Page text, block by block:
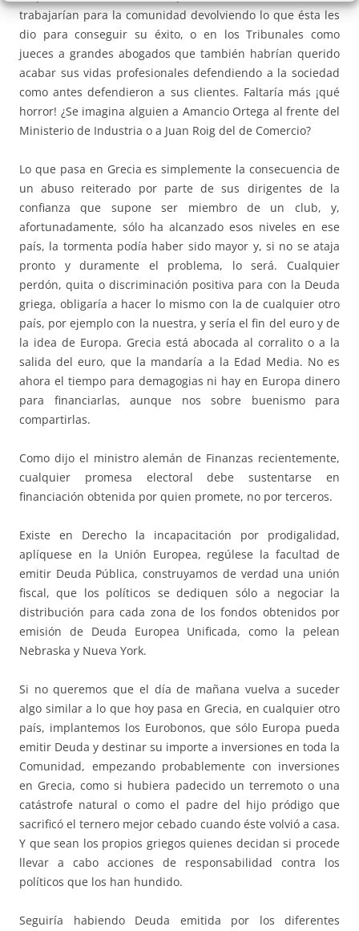
trabajarían para la comunidad devolviendo lo que ésta les
dio para conseguir su éxito, o en los Tribunales como
jueces a grandes abogados que también habrían querido
acabar sus vidas profesionales defendiendo a la sociedad
como antes defendieron a sus clientes. Faltaría más ¡qué
horror! ¿Se imagina alguien a Amancio Ortega al frente del
Ministerio de Industria o a Juan Roig del de Comercio?
Lo que pasa en Grecia es simplemente la consecuencia de
un abuso reiterado por parte de sus dirigentes de la
confianza que supone ser miembro de un club, y,
afortunadamente, sólo ha alcanzado esos niveles en ese
país, la tormenta podía haber sido mayor y, si no se ataja
pronto y duramente el problema, lo será. Cualquier
perdón, quita o discriminación positiva para con la Deuda
griega, obligaría a hacer lo mismo con la de cualquier otro
país, por ejemplo con la nuestra, y sería el fin del euro y de
la idea de Europa. Grecia está abocada al corralito o a la
salida del euro, que la mandaría a la Edad Media. No es
ahora el tiempo para demagogias ni hay en Europa dinero
para financiarlas, aunque nos sobre buenismo para
compartirlas.
Como dijo el ministro alemán de Finanzas recientemente,
cualquier promesa electoral debe sustentarse en
financiación obtenida por quien promete, no por terceros.
Existe en Derecho la incapacitación por prodigalidad,
aplíquese en la Unión Europea, regúlese la facultad de
emitir Deuda Pública, construyamos de verdad una unión
fiscal, que los políticos se dediquen sólo a negociar la
distribución para cada zona de los fondos obtenidos por
emisión de Deuda Europea Unificada, como la pelean
Nebraska y Nueva York.
Si no queremos que el día de mañana vuelva a suceder
algo similar a lo que hoy pasa en Grecia, en cualquier otro
país, implantemos los Eurobonos, que sólo Europa pueda
emitir Deuda y destinar su importe a inversiones en toda la
Comunidad, empezando probablemente con inversiones
en Grecia, como si hubiera padecido un terremoto o una
catástrofe natural o como el padre del hijo pródigo que
sacrificó el ternero mejor cebado cuando éste volvió a casa.
Y que sean los propios griegos quienes decidan si procede
llevar a cabo acciones de responsabilidad contra los
políticos que los han hundido.
Seguiría habiendo Deuda emitida por los diferentes